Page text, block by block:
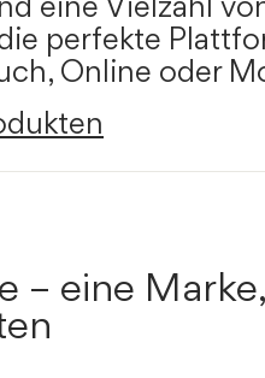
perfekte
Online oder
– eine